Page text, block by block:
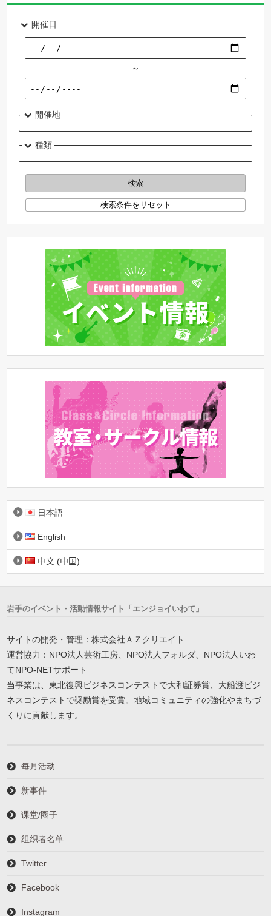
開催日
～
開催地
種類
日本語
English
中文 (中国)
岩手のイベント・活動情報サイト「エンジョイいわて」
サイトの開発・管理：株式会社ＡＺクリエイト
運営協力：NPO法人芸術工房、NPO法人フォルダ、NPO法人いわ
てNPO-NETサポート
当事業は、東北復興ビジネスコンテストで大和証券賞、大船渡ビジ
ネスコンテストで奨励賞を受賞。地域コミュニティの強化やまちづ
くりに貢献します。
每月活动
新事件
课堂/圈子
组织者名单
Twitter
Facebook
Instagram